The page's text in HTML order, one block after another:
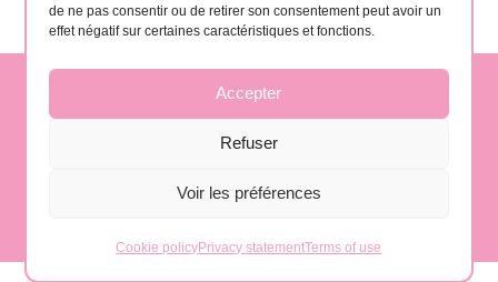
de ne pas consentir ou de retirer son consentement peut avoir un
effet négatif sur certaines caractéristiques et fonctions.
Accepter
Refuser
Voir les préférences
Cookie policyPrivacy statementTerms of use
contact@gomera-vida.es
La Gomera, Spain